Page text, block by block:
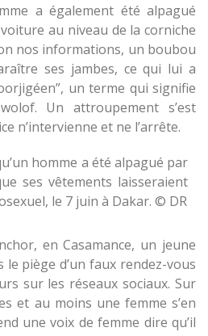
a également été alpagué
au niveau de la corniche
nos informations, un boubou
ses jambes, ce qui lui a
un terme qui signifie
Un attroupement s’est
n’intervienne et ne l’arrête.
homme a été alpagué par
ses vêtements laisseraient
le 7 juin à Dakar. © DR
en Casamance, un jeune
piège d’un faux rendez-vous
sur les réseaux sociaux. Sur
et au moins une femme s’en
une voix de femme dire qu’il